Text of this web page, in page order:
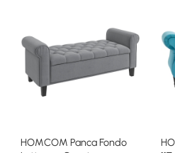
HOMCOM Panca Fondo